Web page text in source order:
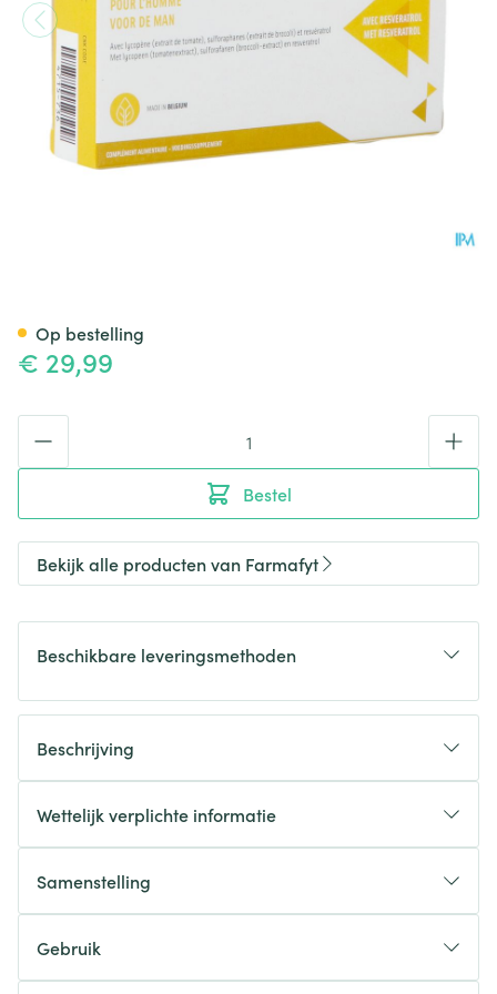
€ 29,99
Bestel
Op bestelling
Bekijk alle producten van Farmafyt
Beschikbare leveringsmethoden
Beschrijving
Wettelijk verplichte informatie
Samenstelling
Gebruik